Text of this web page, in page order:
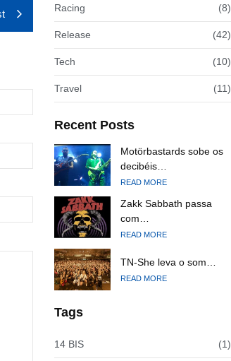
Racing (8)
Release (42)
Tech (10)
Travel (11)
Recent Posts
Motörbastards sobe os
decibéis…
READ MORE
Zakk Sabbath passa
com…
READ MORE
TN-She leva o som…
READ MORE
Tags
14 BIS (1)